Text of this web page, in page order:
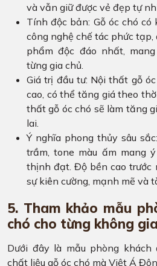
và vẫn giữ được vẻ đẹp tự
Tính độc bản: Gỗ óc chó có
công nghệ chế tác phức
phẩm độc đáo nhất,
từng gia chủ.
Giá trị đầu tư: Nội thất gỗ
cao, có thể tăng giá theo
thất gỗ óc chó sẽ làm tăng
lai.
Ý nghĩa phong thủy sâu
trầm, tone màu ấm mang
thịnh đạt. Độ bền cao trước
sự kiên cường, mạnh mẽ và
5. Tham khảo mẫu
chó cho từng không
Dưới đây là mẫu phòng
chất liệu gỗ óc chó mà Việt Á